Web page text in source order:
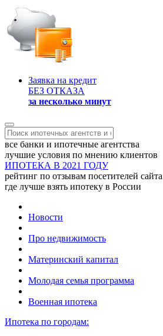
Заявка на кредит
БЕЗ ОТКАЗА
за несколько минут
все банки и ипотечные агентства
лучшие условия по мнению клиентов
ИПОТЕКА В 2021 ГОДУ
рейтинг по отзывам посетителей сайта
где лучше взять ипотеку в России
Новости
Про недвижимость
Материнский капитал
Молодая семья программа
Военная ипотека
Ипотека по городам: